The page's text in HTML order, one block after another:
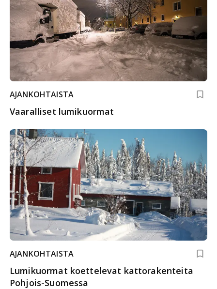
AJANKOHTAISTA
Vaaralliset lumikuormat
AJANKOHTAISTA
Lumikuormat koettelevat kattorakenteita
Pohjois-Suomessa